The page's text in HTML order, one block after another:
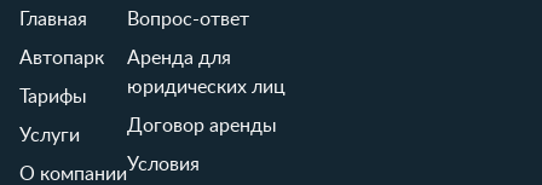
Главная
Автопарк
Тарифы
Услуги
О компании
Вопрос-ответ
Аренда для
юридических лиц
Договор аренды
Условия